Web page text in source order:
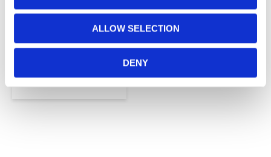
ALLOW SELECTION
DENY
Alocasia
Konstväxt Lila
219,00KR
KÖP